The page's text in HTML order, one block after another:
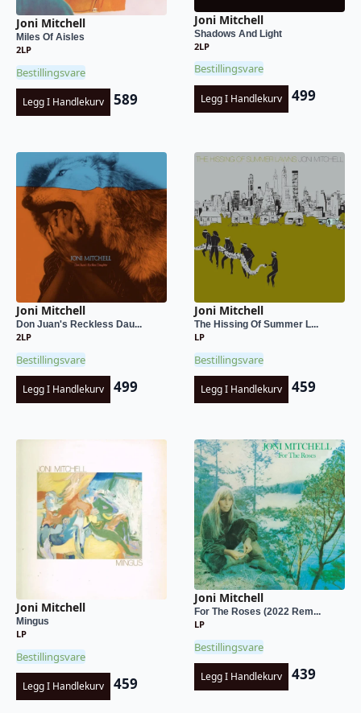
Joni Mitchell
Miles Of Aisles
2LP
Bestillingsvare
Legg I Handlekurv 589
Joni Mitchell
Shadows And Light
2LP
Bestillingsvare
Legg I Handlekurv 499
Joni Mitchell
Don Juan's Reckless Dau...
2LP
Bestillingsvare
Legg I Handlekurv 499
Joni Mitchell
The Hissing Of Summer L...
LP
Bestillingsvare
Legg I Handlekurv 459
Joni Mitchell
Mingus
LP
Bestillingsvare
Legg I Handlekurv 459
Joni Mitchell
For The Roses (2022 Rem...
LP
Bestillingsvare
Legg I Handlekurv 439